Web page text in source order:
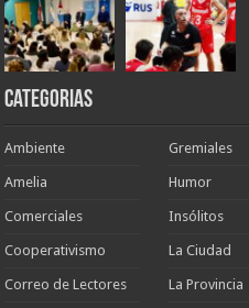
Categorias
Ambiente
Amelia
Comerciales
Cooperativismo
Correo de Lectores
Gremiales
Humor
Insólitos
La Ciudad
La Provincia